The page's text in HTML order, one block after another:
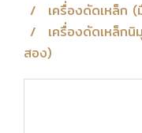
เครื่องดัดเหล็ก
เครื่องดัดเหล็ก
สอง)